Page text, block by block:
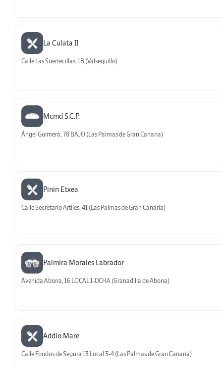
La Culata II
Calle Las Suertecillas, 1B (Valsequillo)
Mcmd S.C.P.
Ángel Guimerá, 78 BAJO (Las Palmas de Gran Canaria)
Pinin Etxea
Calle Secretario Artiles, 41 (Las Palmas de Gran Canaria)
Palmira Morales Labrador
Avenida Abona, 16 LOCAL 1-DCHA (Granadilla de Abona)
Addio Mare
Calle Fondos de Segura 13 Local 3-4 (Las Palmas de Gran Canaria)